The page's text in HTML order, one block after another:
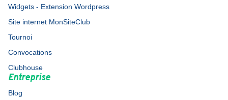
Widgets - Extension Wordpress
Site internet MonSiteClub
Tournoi
Convocations
Clubhouse
Entreprise
Blog